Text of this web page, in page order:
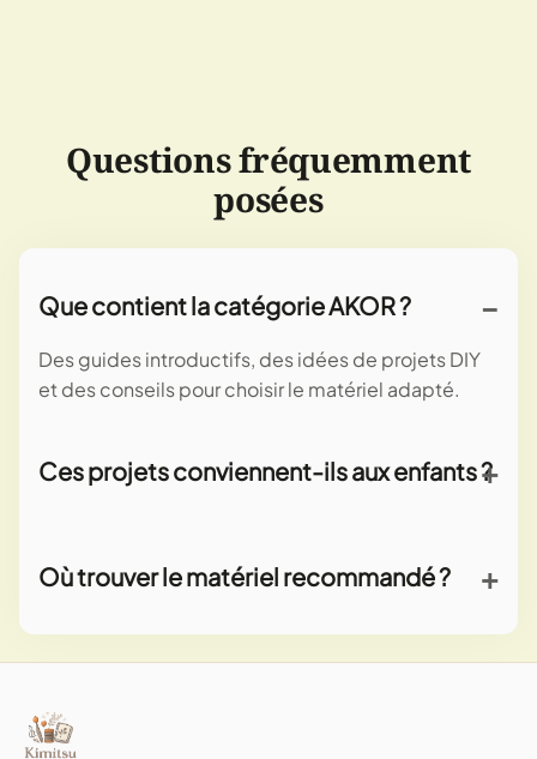
Questions fréquemment
posées
Que contient la catégorie AKOR ?
Des guides introductifs, des idées de projets DIY
et des conseils pour choisir le matériel adapté.
Ces projets conviennent-ils aux enfants ?
en fonction de l'âge.
Où trouver le matériel recommandé ?
Nous renverrons vers des sélections de marques et
de produits dans la rubrique "Marques loisirs